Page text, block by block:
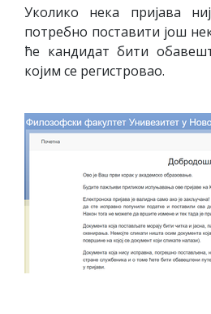
Уколико нека пријава
потребно поставити још
ће кандидат бити
којим се регистровао.